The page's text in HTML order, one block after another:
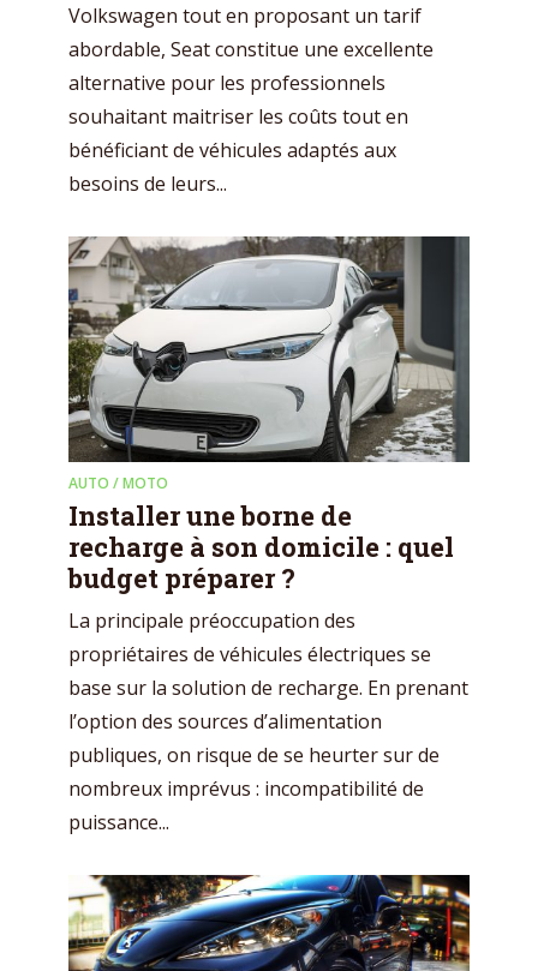
Volkswagen tout en proposant un tarif
abordable, Seat constitue une excellente
alternative pour les professionnels
souhaitant maitriser les coûts tout en
bénéficiant de véhicules adaptés aux
besoins de leurs...
AUTO / MOTO
Installer une borne de
recharge à son domicile : quel
budget préparer ?
La principale préoccupation des
propriétaires de véhicules électriques se
base sur la solution de recharge. En prenant
l’option des sources d’alimentation
publiques, on risque de se heurter sur de
nombreux imprévus : incompatibilité de
puissance...